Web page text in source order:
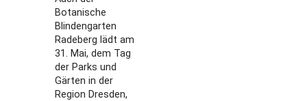
Botanische
Blindengarten
Radeberg lädt am
31. Mai, dem Tag
der Parks und
Gärten in der
Region Dresden,